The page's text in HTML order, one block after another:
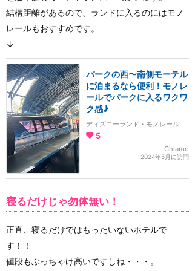
結構距離があるので、ランドに入るのにはモノ
レールもおすすめです。
↓
パークの西〜南側モーテル
に泊まるなら便利！モノレ
ールでパークに入るワクワ
ク感♪
ディズニーランド・モノレール
5
Chiamo
2024年5月に訪問
寝るだけじゃ勿体無い！
正直、寝るだけではもったいないホテルで
す！！
値段もぶっちゃけ高いですしね・・・。